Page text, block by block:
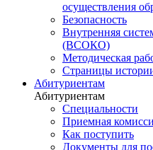
осуществления
Безопасность
Внутренняя
(ВСОКО)
Методическая
Страницы
Абитуриентам
Абитуриентам
Специальности
Приемная
Как поступить
Документы для